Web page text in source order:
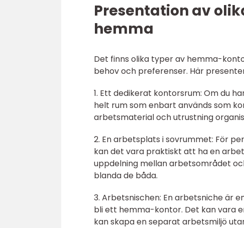
Presentation av
hemma
Det finns olika typer av hemma-
behov och preferenser. Här
1. Ett dedikerat kontorsrum: Om du
helt rum som enbart används som
arbetsmaterial och utrustning
2. En arbetsplats i sovrummet: För
kan det vara praktiskt att ha en
uppdelning mellan arbetsområdet
blanda de båda.
3. Arbetsnischen: En arbetsniche är
bli ett hemma-kontor. Det kan vara
kan skapa en separat arbetsmiljö